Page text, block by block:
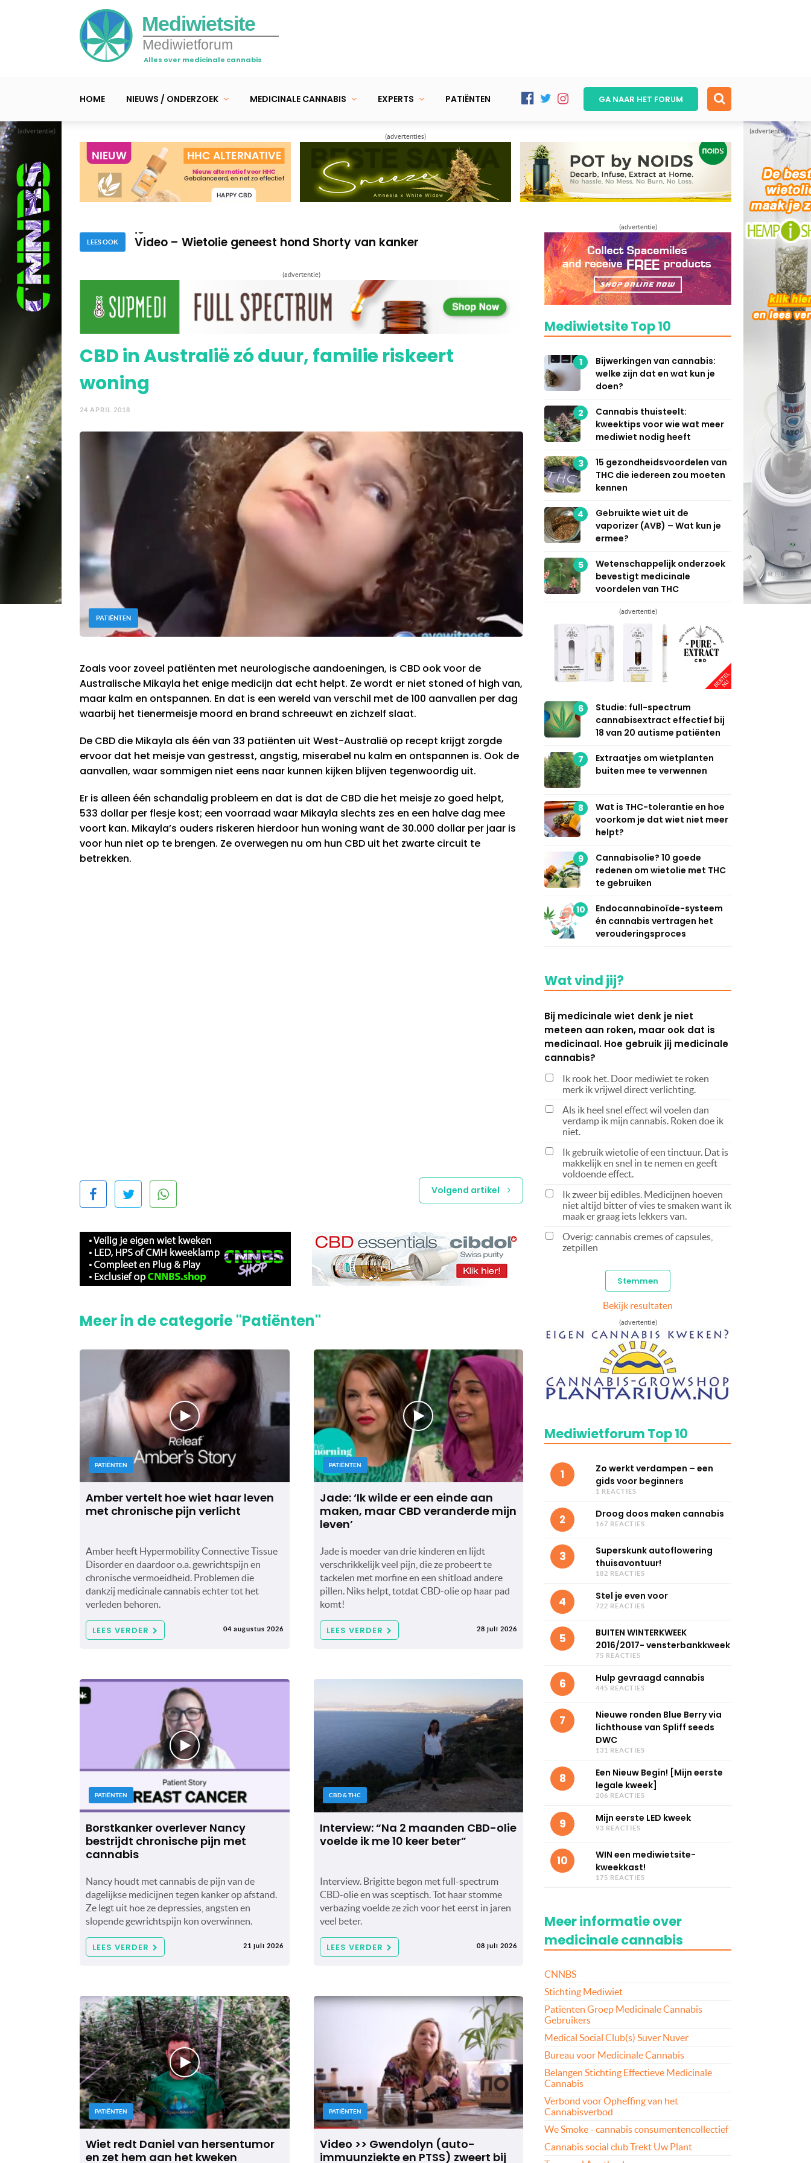
(advertentie) (advertentie)
Mediwietsite
Mediwietforum
Alles over medicinale cannabis
HOME NIEUWS / ONDERZOEK MEDICINALE CANNABIS EXPERTS PATIËNTEN GA NAAR HET FORUM
(advertenties)
LEES OOK
Medicinale wiet: zonder pillen door het leven met lupus en ziekte
van disc
Deze 4 kinderen (én Sofie Voncken) bewijzen dat wiet een medicijn
Video – Wietolie geneest hond Shorty van kanker
van disc
Deze 4 kinderen (én Sofie Voncken) bewijzen dat wiet een medicijn
is
(advertentie)
CBD in Australië zó duur, familie riskeert
woning
24 APRIL 2018
PATIËNTEN
Zoals voor zoveel patiënten met neurologische aandoeningen, is CBD ook voor de
Australische Mikayla het enige medicijn dat echt helpt. Ze wordt er niet stoned of high van,
maar kalm en ontspannen. En dat is een wereld van verschil met de 100 aanvallen per dag
waarbij het tienermeisje moord en brand schreeuwt en zichzelf slaat.
De CBD die Mikayla als één van 33 patiënten uit West-Australië op recept krijgt zorgde
ervoor dat het meisje van gestresst, angstig, miserabel nu kalm en ontspannen is. Ook de
aanvallen, waar sommigen niet eens naar kunnen kijken blijven tegenwoordig uit.
Er is alleen één schandalig probleem en dat is dat de CBD die het meisje zo goed helpt,
533 dollar per flesje kost; een voorraad waar Mikayla slechts zes en een halve dag mee
voort kan. Mikayla’s ouders riskeren hierdoor hun woning want de 30.000 dollar per jaar is
voor hun niet op te brengen. Ze overwegen nu om hun CBD uit het zwarte circuit te
betrekken.
Volgend artikel
Meer in de categorie "Patiënten"
PATIËNTEN
Amber vertelt hoe wiet haar leven
met chronische pijn verlicht
Amber heeft Hypermobility Connective Tissue
Disorder en daardoor o.a. gewrichtspijn en
chronische vermoeidheid. Problemen die
dankzij medicinale cannabis echter tot het
verleden behoren.
LEES VERDER 04 augustus 2026
PATIËNTEN
Jade: ‘Ik wilde er een einde aan
maken, maar CBD veranderde mijn
leven’
Jade is moeder van drie kinderen en lijdt
verschrikkelijk veel pijn, die ze probeert te
tackelen met morfine en een shitload andere
pillen. Niks helpt, totdat CBD-olie op haar pad
komt!
LEES VERDER 28 juli 2026
PATIËNTEN
Borstkanker overlever Nancy
bestrijdt chronische pijn met
cannabis
Nancy houdt met cannabis de pijn van de
dagelijkse medicijnen tegen kanker op afstand.
Ze legt uit hoe ze depressies, angsten en
slopende gewrichtspijn kon overwinnen.
LEES VERDER 21 juli 2026
CBD & THC
Interview: “Na 2 maanden CBD-olie
voelde ik me 10 keer beter”
Interview. Brigitte begon met full-spectrum
CBD-olie en was sceptisch. Tot haar stomme
verbazing voelde ze zich voor het eerst in jaren
veel beter.
LEES VERDER 08 juli 2026
PATIËNTEN
Wiet redt Daniel van hersentumor
en zet hem aan het kweken
PATIËNTEN
Video >> Gwendolyn (auto-
immuunziekte en PTSS) zweert bij
(advertentie)
Mediwietsite Top 10
1
Bijwerkingen van cannabis:
welke zijn dat en wat kun je
doen?
2
Cannabis thuisteelt:
kweektips voor wie wat meer
mediwiet nodig heeft
3
15 gezondheidsvoordelen van
THC die iedereen zou moeten
kennen
4
Gebruikte wiet uit de
vaporizer (AVB) – Wat kun je
ermee?
5
Wetenschappelijk onderzoek
bevestigt medicinale
voordelen van THC
(advertentie)
6
Studie: full-spectrum
cannabisextract effectief bij
18 van 20 autisme patiënten
7
Extraatjes om wietplanten
buiten mee te verwennen
8
Wat is THC-tolerantie en hoe
voorkom je dat wiet niet meer
helpt?
9
Cannabisolie? 10 goede
redenen om wietolie met THC
te gebruiken
10
Endocannabinoïde-systeem
én cannabis vertragen het
verouderingsproces
Wat vind jij?
Bij medicinale wiet denk je niet
meteen aan roken, maar ook dat is
medicinaal. Hoe gebruik jij medicinale
cannabis?
Ik rook het. Door mediwiet te roken
merk ik vrijwel direct verlichting.
Als ik heel snel effect wil voelen dan
verdamp ik mijn cannabis. Roken doe ik
niet.
Ik gebruik wietolie of een tinctuur. Dat is
makkelijk en snel in te nemen en geeft
voldoende effect.
Ik zweer bij edibles. Medicijnen hoeven
niet altijd bitter of vies te smaken want ik
maak er graag iets lekkers van.
Overig: cannabis cremes of capsules,
zetpillen
Bekijk resultaten
(advertentie)
Mediwietforum Top 10
1
Zo werkt verdampen – een
gids voor beginners
1 REACTIES
2 Droog doos maken cannabis
167 REACTIES
3
Superskunk autoflowering
thuisavontuur!
182 REACTIES
4 Stel je even voor
722 REACTIES
5
BUITEN WINTERKWEEK
2016/2017- vensterbankkweek
75 REACTIES
6 Hulp gevraagd cannabis
445 REACTIES
7
Nieuwe ronden Blue Berry via
lichthouse van Spliff seeds
DWC
131 REACTIES
8
Een Nieuw Begin! [Mijn eerste
legale kweek]
206 REACTIES
9 Mijn eerste LED kweek
93 REACTIES
10
WIN een mediwietsite-
kweekkast!
175 REACTIES
Meer informatie over
medicinale cannabis
CNNBS
Stichting Mediwiet
Patiënten Groep Medicinale Cannabis
Gebruikers
Medical Social Club(s) Suver Nuver
Bureau voor Medicinale Cannabis
Belangen Stichting Effectieve Medicinale
Cannabis
Verbond voor Opheffing van het
Cannabisverbod
We Smoke - cannabis consumentencollectief
Cannabis social club Trekt Uw Plant